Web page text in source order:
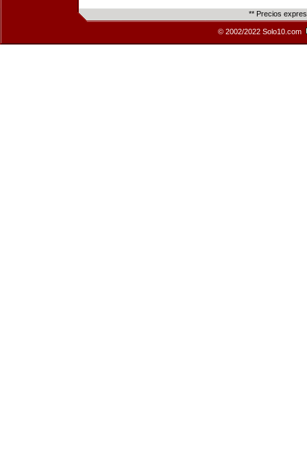
** Precios
© 2002/2022 Solo10.com